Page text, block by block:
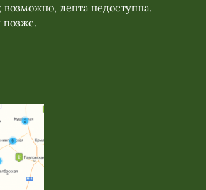
лента недоступна.
позже.